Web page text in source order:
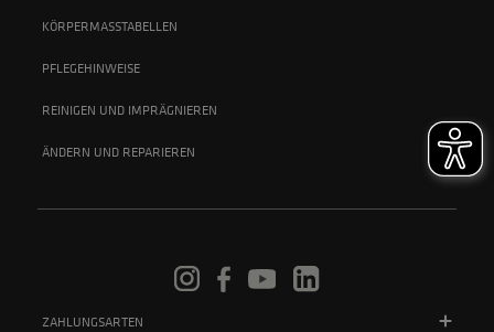
KÖRPERMASSTABELLEN
PFLEGEHINWEISE
REINIGEN UND IMPRÄGNIEREN
ÄNDERN UND REPARIEREN
ZAHLUNGSARTEN